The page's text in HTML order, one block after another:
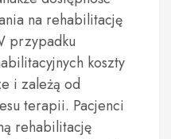
na rehabilitację
przypadku
koszty
i zależą od
terapii. Pacjenci
rehabilitację